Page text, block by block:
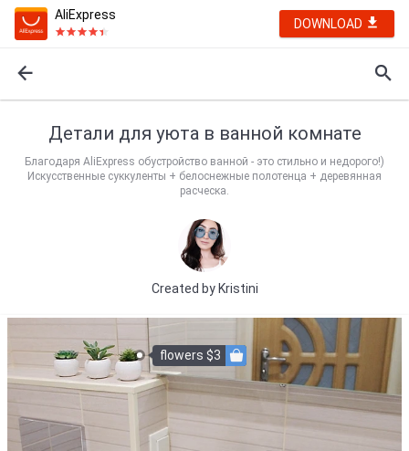
AliExpress
DOWNLOAD
Детали для уюта в ванной комнате
Благодаря AliExpress обустройство ванной - это стильно и недорого!)
Искусственные суккуленты + белоснежные полотенца + деревянная
расческа.
Created byKristini
flowers $3